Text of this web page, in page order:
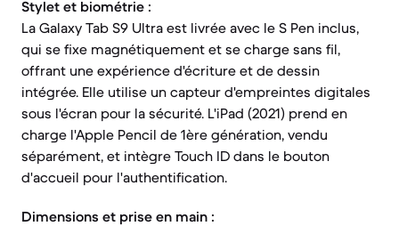
Stylet et biométrie :
La Galaxy Tab S9 Ultra est livrée avec le S Pen inclus,
qui se fixe magnétiquement et se charge sans fil,
offrant une expérience d'écriture et de dessin
intégrée. Elle utilise un capteur d'empreintes digitales
sous l'écran pour la sécurité. L'iPad (2021) prend en
charge l'Apple Pencil de 1ère génération, vendu
séparément, et intègre Touch ID dans le bouton
d'accueil pour l'authentification.
Dimensions et prise en main :